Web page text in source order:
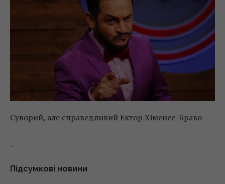
Суворий, але справедливий Ектор Хіменес-Браво
Підсумкові новини